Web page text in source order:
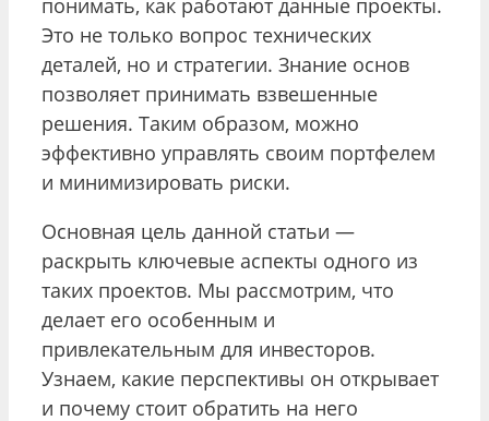
Это не только вопрос технических
деталей, но и стратегии. Знание основ
позволяет принимать взвешенные
решения. Таким образом, можно
эффективно управлять своим портфелем
и минимизировать риски.
Основная цель данной статьи —
раскрыть ключевые аспекты одного из
таких проектов. Мы рассмотрим, что
делает его особенным и
привлекательным для инвесторов.
Узнаем, какие перспективы он открывает
и почему стоит обратить на него